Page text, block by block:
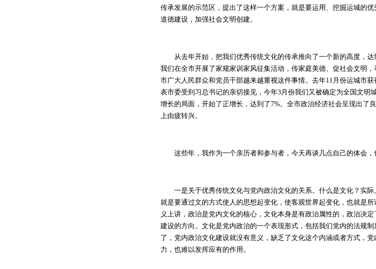
传承发展的示范区，提出了这样一个方案，就是要运用、挖掘运城的
道德建设，加强社会文明创建。
从去年开始，把我们优秀传统文化的传承推向了一个新的高度，达
我们在全市开展了家规家训家风征集活动，传家庭美德、促社会文明
市广大人民群众和党员干部越来越重视这件事情。去年11月份运城市
表市委受到习总书记的亲切接见，今年3月份我们又被确定为全国文明
增长的局面，开始了正增长，达到了7%。全市政治经济社会呈现出了
上由疲转兴。
这些年，我作为一个亲历者和参与者，今天再谈几点自己的体会，
一是关于优秀传统文化与党内政治文化的关系。什么是文化？实际
就是要通过文的方式使人的思想起变化，使客观世界起变化，也就是
义上讲，政治是党内文化的核心，文化本身是有政治属性的，政治决
建设的方向。文化是党内政治的一个表现形式，包括我们党内的法规
了，党内政治文化建设就没有意义，缺乏了文化这个内涵或者方式，
力，也难以发挥应有的作用。